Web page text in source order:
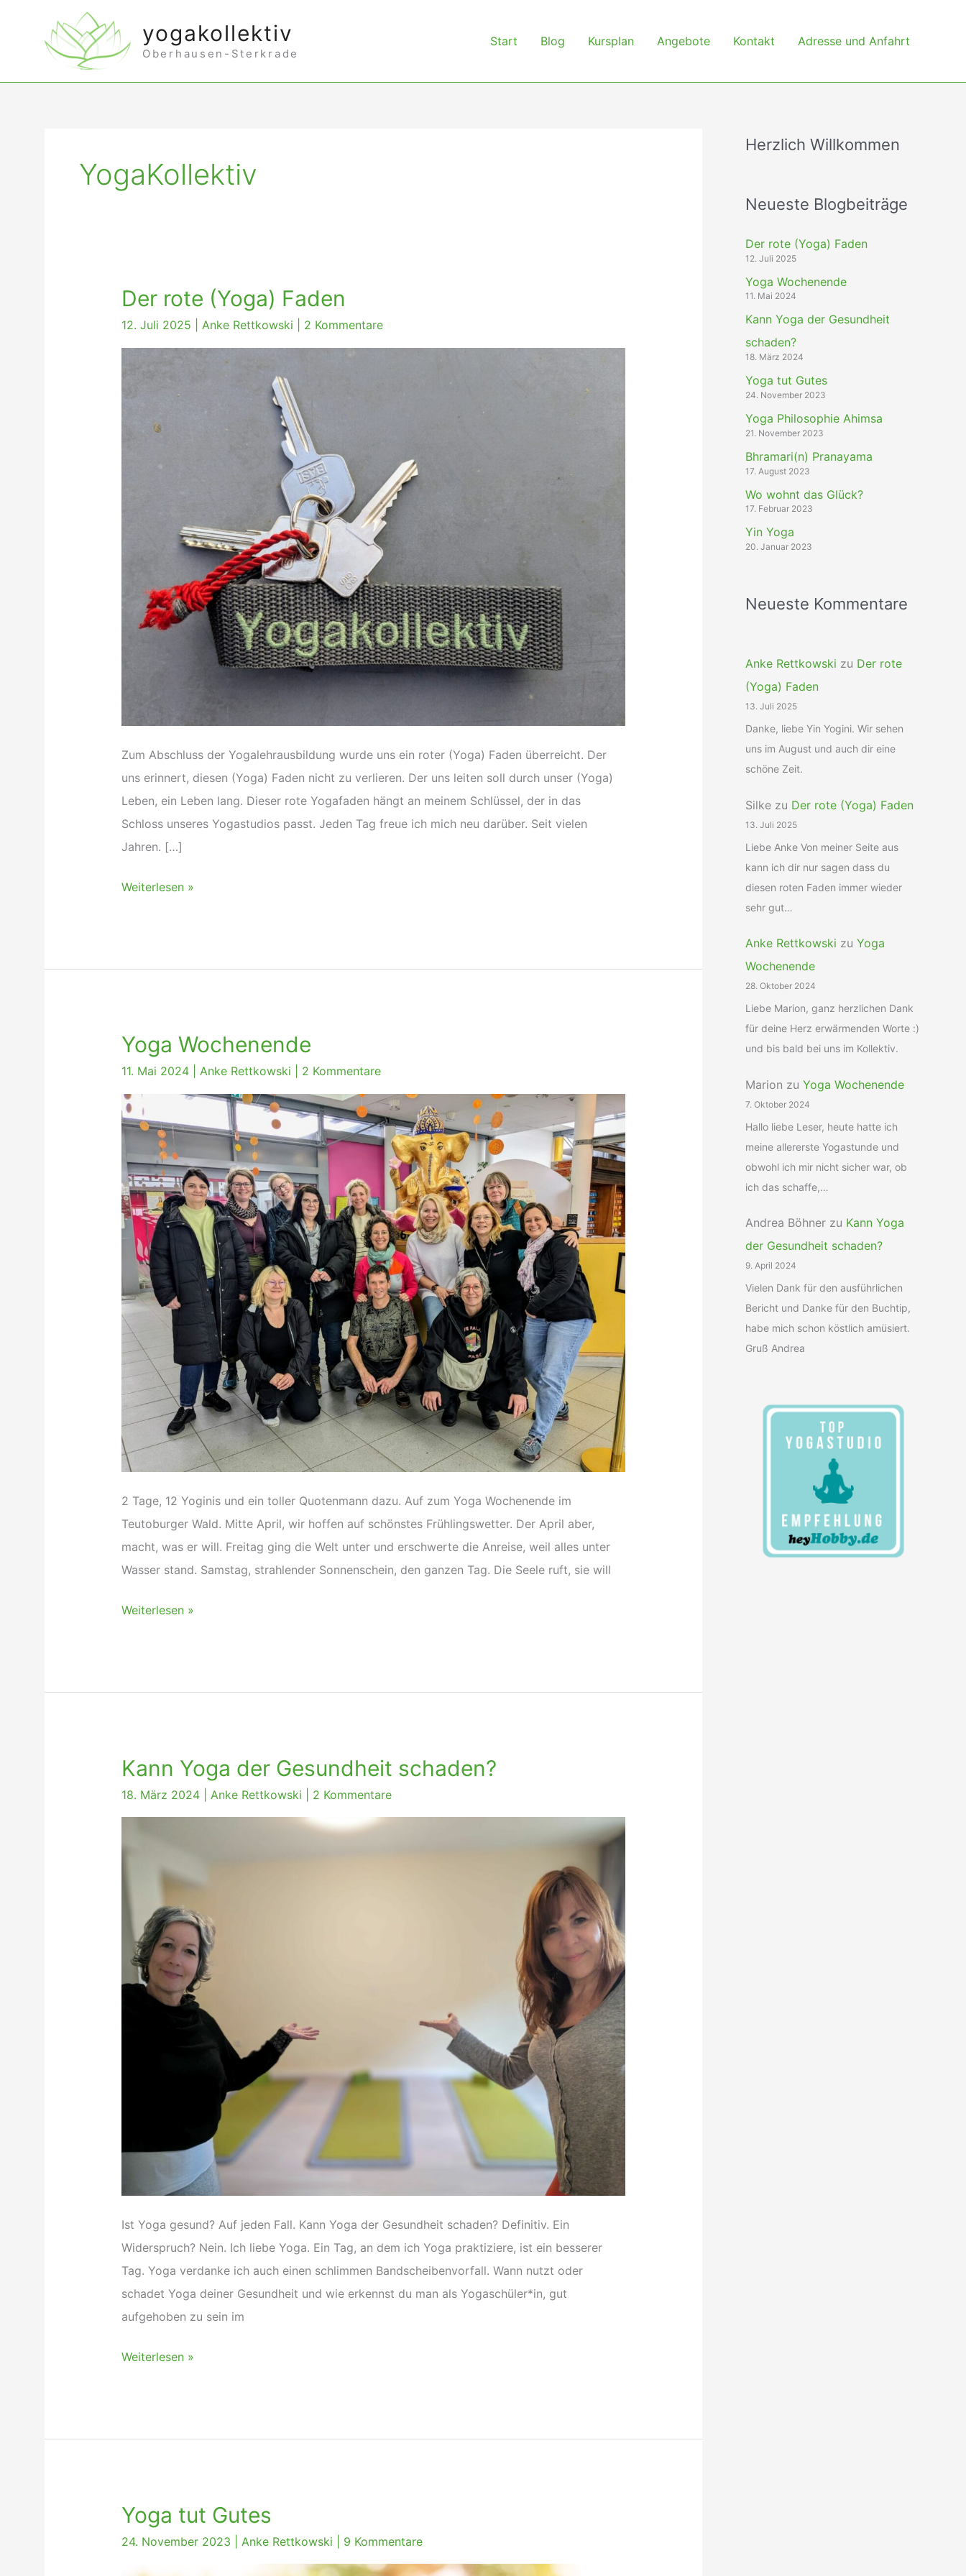
yogakollektiv
Oberhausen-Sterkrade
Start Blog Kursplan Angebote Kontakt Adresse und Anfahrt
YogaKollektiv
Der rote (Yoga) Faden
12. Juli 2025 Anke Rettkowski 2 Kommentare
Zum Abschluss der Yogalehrausbildung wurde uns ein roter (Yoga) Faden überreicht. Der
uns erinnert, diesen (Yoga) Faden nicht zu verlieren. Der uns leiten soll durch unser (Yoga)
Leben, ein Leben lang. Dieser rote Yogafaden hängt an meinem Schlüssel, der in das
Schloss unseres Yogastudios passt. Jeden Tag freue ich mich neu darüber. Seit vielen
Jahren. […]
Der
Weiterlesen »
Yoga Wochenende
11. Mai 2024 Anke Rettkowski 2 Kommentare
2 Tage, 12 Yoginis und ein toller Quotenmann dazu. Auf zum Yoga Wochenende im
Teutoburger Wald. Mitte April, wir hoffen auf schönstes Frühlingswetter. Der April aber,
macht, was er will. Freitag ging die Welt unter und erschwerte die Anreise, weil alles unter
Wasser stand. Samstag, strahlender Sonnenschein, den ganzen Tag. Die Seele ruft, sie will
Yoga
Weiterlesen »
Kann Yoga der Gesundheit schaden?
18. März 2024 Anke Rettkowski 2 Kommentare
Ist Yoga gesund? Auf jeden Fall. Kann Yoga der Gesundheit schaden? Definitiv. Ein
Widerspruch? Nein. Ich liebe Yoga. Ein Tag, an dem ich Yoga praktiziere, ist ein besserer
Tag. Yoga verdanke ich auch einen schlimmen Bandscheibenvorfall. Wann nutzt oder
schadet Yoga deiner Gesundheit und wie erkennst du man als Yogaschüler*in, gut
aufgehoben zu sein im
Kann
Weiterlesen »
Yoga tut Gutes
24. November 2023 Anke Rettkowski 9 Kommentare
Herzlich Willkommen
Neueste Blogbeiträge
Der rote (Yoga) Faden
12. Juli 2025
Yoga Wochenende
11. Mai 2024
Kann Yoga der Gesundheit
schaden?
18. März 2024
Yoga tut Gutes
24. November 2023
Yoga Philosophie Ahimsa
21. November 2023
Bhramari(n) Pranayama
17. August 2023
Wo wohnt das Glück?
17. Februar 2023
Yin Yoga
20. Januar 2023
Neueste Kommentare
Anke Rettkowski zu Der rote
(Yoga) Faden
13. Juli 2025
Danke, liebe Yin Yogini. Wir sehen
uns im August und auch dir eine
schöne Zeit.
Silke zu Der rote (Yoga) Faden
13. Juli 2025
Liebe Anke Von meiner Seite aus
kann ich dir nur sagen dass du
diesen roten Faden immer wieder
sehr gut…
Anke Rettkowski zu Yoga
Wochenende
28. Oktober 2024
Liebe Marion, ganz herzlichen Dank
für deine Herz erwärmenden Worte :)
und bis bald bei uns im Kollektiv.
Marion zu Yoga Wochenende
7. Oktober 2024
Hallo liebe Leser, heute hatte ich
meine allererste Yogastunde und
obwohl ich mir nicht sicher war, ob
ich das schaffe,…
Andrea Böhner zu Kann Yoga
der Gesundheit schaden?
9. April 2024
Vielen Dank für den ausführlichen
Bericht und Danke für den Buchtip,
habe mich schon köstlich amüsiert.
Gruß Andrea